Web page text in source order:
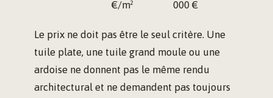
€/m²
000 €
Le prix ne doit pas être le seul critère. Une
tuile plate, une tuile grand moule ou une
ardoise ne donnent pas le même rendu
architectural et ne demandent pas toujours